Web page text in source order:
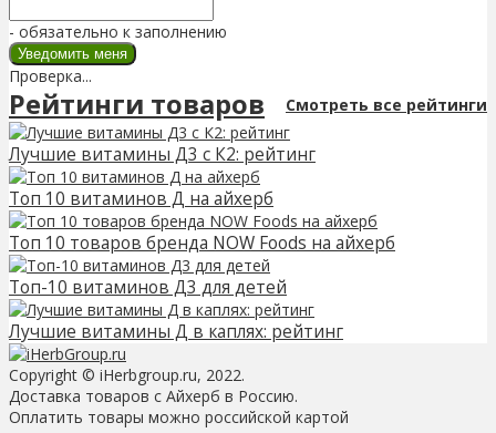
- обязательно к заполнению
Проверка...
Рейтинги товаров Смотреть все рейтинги
Лучшие витамины Д3 с К2: рейтинг
Топ 10 витаминов Д на айхерб
Топ 10 товаров бренда NOW Foods на айхерб
Топ-10 витаминов Д3 для детей
Лучшие витамины Д в каплях: рейтинг
Copyright © iHerbgroup.ru, 2022.
Доставка товаров с Айхерб в Россию.
Оплатить товары можно российской картой